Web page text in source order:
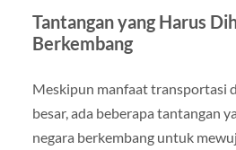
Tantangan yang Harus
Berkembang
Meskipun manfaat transportasi
besar, ada beberapa tantangan
negara berkembang untuk